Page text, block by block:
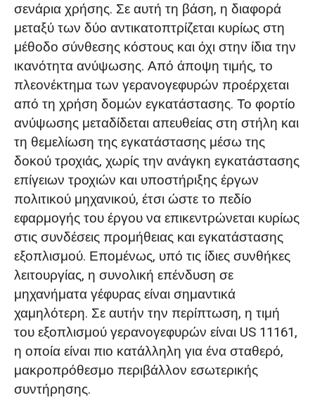
σενάρια χρήσης. Σε αυτή τη βάση, η διαφορά
μεταξύ των δύο αντικατοπτρίζεται κυρίως στη
μέθοδο σύνθεσης κόστους και όχι στην ίδια την
ικανότητα ανύψωσης. Από άποψη τιμής, το
πλεονέκτημα των γερανογεφυρών προέρχεται
από τη χρήση δομών εγκατάστασης. Το φορτίο
ανύψωσης μεταδίδεται απευθείας στη στήλη και
τη θεμελίωση της εγκατάστασης μέσω της
δοκού τροχιάς, χωρίς την ανάγκη εγκατάστασης
επίγειων τροχιών και υποστήριξης έργων
πολιτικού μηχανικού, έτσι ώστε το πεδίο
εφαρμογής του έργου να επικεντρώνεται κυρίως
στις συνδέσεις προμήθειας και εγκατάστασης
εξοπλισμού. Επομένως, υπό τις ίδιες συνθήκες
λειτουργίας, η συνολική επένδυση σε
μηχανήματα γέφυρας είναι σημαντικά
χαμηλότερη. Σε αυτήν την περίπτωση, η τιμή
του εξοπλισμού γερανογεφυρών είναι US 11161,
η οποία είναι πιο κατάλληλη για ένα σταθερό,
μακροπρόθεσμο περιβάλλον εσωτερικής
συντήρησης.